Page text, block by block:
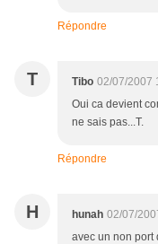
Répondre
T Tibo 02/07/2007
Oui ca devient
ne sais pas...T.
Répondre
H hunah 02/07/
avec un non port